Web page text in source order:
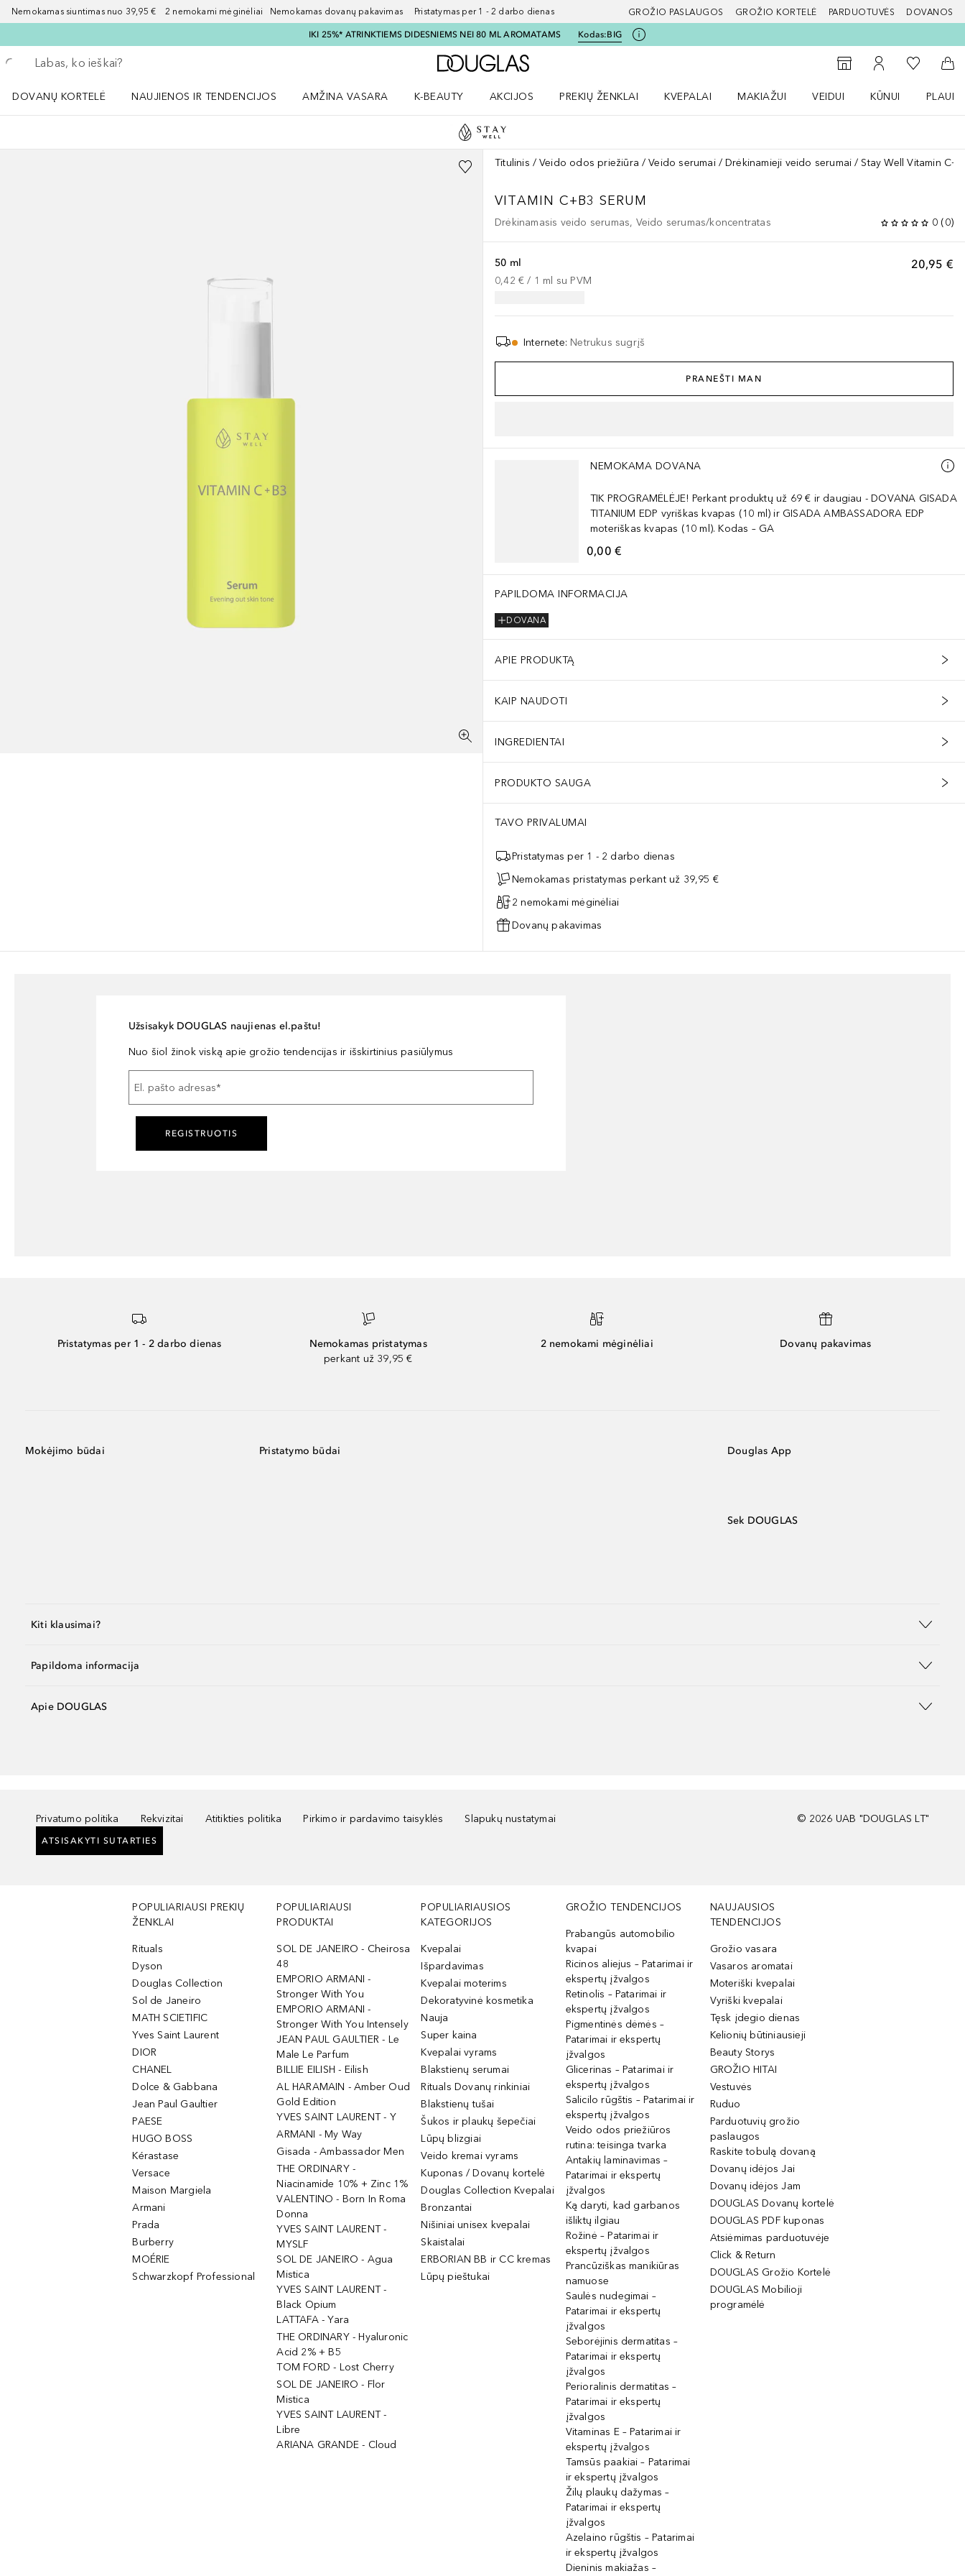
Nemokamas siuntimas nuo 39,95 € 2 nemokami mėginėliai Nemokamas dovanų pakavimas Pristatymas per 1 - 2 darbo dienas GROŽIO PASLAUGOS GROŽIO KORTELĖ PARDUOTUVĖS DOVANOS
IKI 25%* ATRINKTIEMS DIDESNIEMS NEI 80 ML AROMATAMS Kodas:BIG
Grįžk atgal
Vykdykite paiešką
Į Douglas pagrindinį puslapį
Į parduotuvių paiešką
Į mano paskyrą
Į mano
Į
DOVANŲ KORTELĖ
NAUJIENOS IR TENDENCIJOS
AMŽINA VASARA
K-BEAUTY
AKCIJOS
PREKIŲ ŽENKLAI
KVEPALAI
MAKIAŽUI
VEIDUI
KŪNUI
Titulinis Veido odos priežiūra Veido serumai Drėkinamieji veido serumai Stay Well Vitamin
VITAMIN C+B3 SERUM
Drėkinamasis veido serumas, Veido serumas/koncentratas 0 (0)
20,95 €
50 ml
0,42 € / 1 ml su PVM
Internete: Netrukus sugrįš
PRANEŠTI MAN
Praleisti slankiklį
NEMOKAMA DOVANA
TIK PROGRAMĖLĖJE! Perkant produktų už 69 € ir daugiau - DOVANA GISADA
TITANIUM EDP vyriškas kvapas (10 ml) ir GISADA AMBASSADORA EDP
moteriškas kvapas (10 ml). Kodas – GA
0,00 €
PAPILDOMA INFORMACIJA
DOVANA
APIE PRODUKTĄ
KAIP NAUDOTI
INGREDIENTAI
PRODUKTO SAUGA
TAVO PRIVALUMAI
Pristatymas per 1 - 2 darbo dienas
Nemokamas pristatymas perkant už 39,95 €
2 nemokami mėginėliai
Dovanų pakavimas
Užsisakyk DOUGLAS naujienas el.paštu!
Nuo šiol žinok viską apie grožio tendencijas ir išskirtinius pasiūlymus
El. pašto adresas*
REGISTRUOTIS
Pristatymas per 1 - 2 darbo dienas
Nemokamas pristatymas
perkant už 39,95 €
2 nemokami mėginėliai Dovanų pakavimas
Mokėjimo būdai Pristatymo būdai Douglas App
Sek DOUGLAS
Kiti klausimai?
Papildoma informacija
Apie DOUGLAS
Privatumo politika Rekvizitai Atitikties politika Pirkimo ir pardavimo taisyklės Slapukų nustatymai
ATSISAKYTI SUTARTIES
© 2026 UAB "DOUGLAS LT"
POPULIARIAUSI PREKIŲ
ŽENKLAI
Rituals
Dyson
Douglas Collection
Sol de Janeiro
MATH SCIETIFIC
Yves Saint Laurent
DIOR
CHANEL
Dolce & Gabbana
Jean Paul Gaultier
PAESE
HUGO BOSS
Kérastase
Versace
Maison Margiela
Armani
Prada
Burberry
MOÉRIE
Schwarzkopf Professional
POPULIARIAUSI
PRODUKTAI
SOL DE JANEIRO - Cheirosa
48
EMPORIO ARMANI -
Stronger With You
EMPORIO ARMANI -
Stronger With You Intensely
JEAN PAUL GAULTIER - Le
Male Le Parfum
BILLIE EILISH - Eilish
AL HARAMAIN - Amber Oud
Gold Edition
YVES SAINT LAURENT - Y
ARMANI - My Way
Gisada - Ambassador Men
THE ORDINARY -
Niacinamide 10% + Zinc 1%
VALENTINO - Born In Roma
Donna
YVES SAINT LAURENT -
MYSLF
SOL DE JANEIRO - Agua
Mistica
YVES SAINT LAURENT -
Black Opium
LATTAFA - Yara
THE ORDINARY - Hyaluronic
Acid 2% + B5
TOM FORD - Lost Cherry
SOL DE JANEIRO - Flor
Mistica
YVES SAINT LAURENT -
Libre
ARIANA GRANDE - Cloud
POPULIARIAUSIOS
KATEGORIJOS
Kvepalai
Išpardavimas
Kvepalai moterims
Dekoratyvinė kosmetika
Nauja
Super kaina
Kvepalai vyrams
Blakstienų serumai
Rituals Dovanų rinkiniai
Blakstienų tušai
Šukos ir plaukų šepečiai
Lūpų blizgiai
Veido kremai vyrams
Kuponas / Dovanų kortelė
Douglas Collection Kvepalai
Bronzantai
Nišiniai unisex kvepalai
Skaistalai
ERBORIAN BB ir CC kremas
Lūpų pieštukai
GROŽIO TENDENCIJOS
Prabangūs automobilio
kvapai
Ricinos aliejus – Patarimai ir
ekspertų įžvalgos
Retinolis – Patarimai ir
ekspertų įžvalgos
Pigmentinės dėmės –
Patarimai ir ekspertų
įžvalgos
Glicerinas – Patarimai ir
ekspertų įžvalgos
Salicilo rūgštis – Patarimai ir
ekspertų įžvalgos
Veido odos priežiūros
rutina: teisinga tvarka
Antakių laminavimas –
Patarimai ir ekspertų
įžvalgos
Ką daryti, kad garbanos
išliktų ilgiau
Rožinė – Patarimai ir
ekspertų įžvalgos
Prancūziškas manikiūras
namuose
Saulės nudegimai –
Patarimai ir ekspertų
įžvalgos
Seborėjinis dermatitas –
Patarimai ir ekspertų
įžvalgos
Perioralinis dermatitas –
Patarimai ir ekspertų
įžvalgos
Vitaminas E – Patarimai ir
ekspertų įžvalgos
Tamsūs paakiai – Patarimai
ir ekspertų įžvalgos
Žilų plaukų dažymas –
Patarimai ir ekspertų
įžvalgos
Azelaino rūgštis – Patarimai
ir ekspertų įžvalgos
Dieninis makiažas –
NAUJAUSIOS
TENDENCIJOS
Grožio vasara
Vasaros aromatai
Moteriški kvepalai
Vyriški kvepalai
Tęsk įdegio dienas
Kelionių būtiniausieji
Beauty Storys
GROŽIO HITAI
Vestuvės
Ruduo
Parduotuvių grožio
paslaugos
Raskite tobulą dovaną
Dovanų idėjos Jai
Dovanų idėjos Jam
DOUGLAS Dovanų kortelė
DOUGLAS PDF kuponas
Atsiėmimas parduotuvėje
Click & Return
DOUGLAS Grožio Kortelė
DOUGLAS Mobilioji
programėlė